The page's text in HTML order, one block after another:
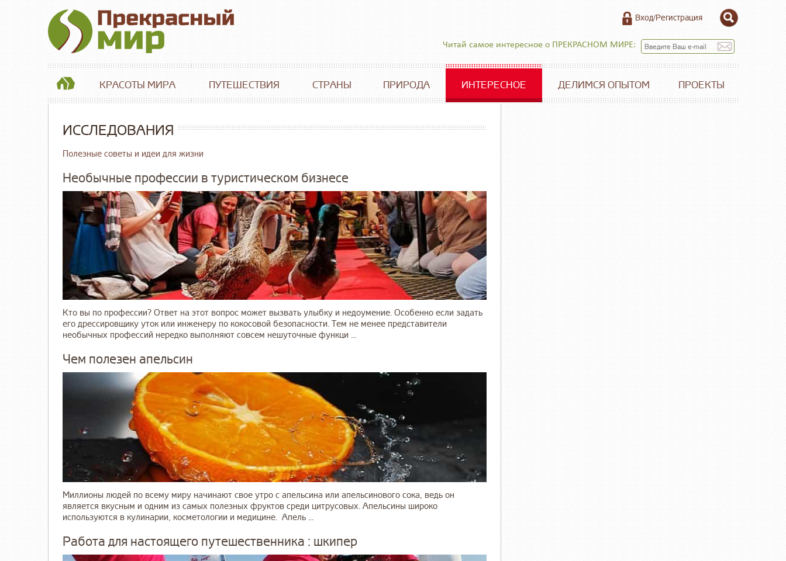
Вход/Регистрация
Читай самое интересное о ПРЕКРАСНОМ МИРЕ:
КРАСОТЫ МИРА ПУТЕШЕСТВИЯ СТРАНЫ ПРИРОДА ИНТЕРЕСНОЕ ДЕЛИМСЯ ОПЫТОМ ПРОЕКТЫ
ИССЛЕДОВАНИЯ
Полезные советы и идеи для жизни
Необычные профессии в туристическом бизнесе
Кто вы по профессии? Ответ на этот вопрос может вызвать улыбку и недоумение. Особенно если задать
его дрессировщику уток или инженеру по кокосовой безопасности. Тем не менее представители
необычных профессий нередко выполняют совсем нешуточные функци ...
Чем полезен апельсин
Миллионы людей по всему миру начинают свое утро с апельсина или апельсинового сока, ведь он
является вкусным и одним из самых полезных фруктов среди цитрусовых. Апельсины широко
используются в кулинарии, косметологии и медицине. Апель ...
Работа для настоящего путешественника : шкипер